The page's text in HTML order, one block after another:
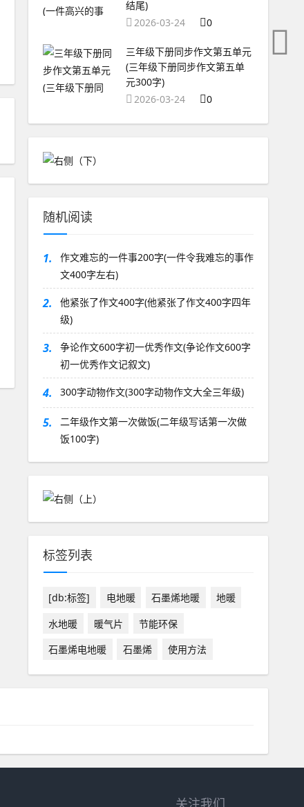
结尾)
2026-03-24
0
三年级下册同步作文第五单元
(三年级下册同步作文第五单
元300字)
2026-03-24
0
随机阅读
1.
作文难忘的一件事200字(一件令我难忘的事作
文400字左右)
2.
他紧张了作文400字(他紧张了作文400字四年
级)
3.
争论作文600字初一优秀作文(争论作文600字
初一优秀作文记叙文)
4. 300字动物作文(300字动物作文大全三年级)
5.
二年级作文第一次做饭(二年级写话第一次做
饭100字)
标签列表
[db:标签] 电地暖 石墨烯地暖
地暖
水地暖
暖气片
节能环保
石墨烯电地暖
石墨烯 使用方法